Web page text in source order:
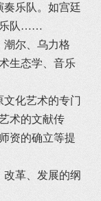
乐队。如宫廷
乐队……
尔、乌力格
生态学、音乐
化艺术的专门
术的文献传
资的确立等提
革、发展的纲